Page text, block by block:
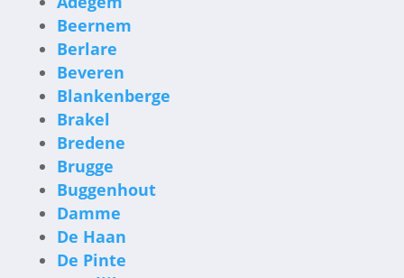
Beernem
Berlare
Beveren
Blankenberge
Brakel
Bredene
Brugge
Buggenhout
Damme
De Haan
De Pinte